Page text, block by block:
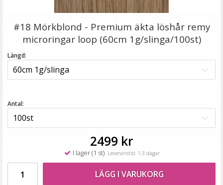
Platt tång för isättning av microringar - Svart
#18 Mörkblond - Premium äkta löshår remy
microringar loop (60cm 1g/slinga/100st)
Längd:
Antal:
2499 kr
I lager (1 st) Leveranstid: 1-3 dagar
LÄGG I VARUKORG